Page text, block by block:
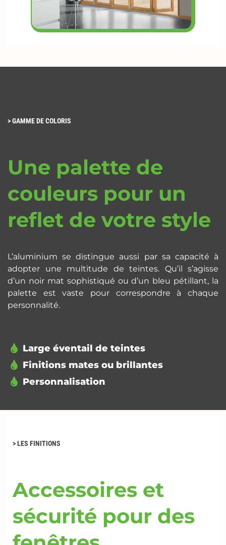
>GAMME DE COLORIS
Une palette de
couleurs pour un
reflet de votre style
L’aluminium se distingue aussi par sa capacité à
adopter une multitude de teintes. Qu’il s’agisse
d’un noir mat sophistiqué ou d’un bleu pétillant, la
palette est vaste pour correspondre à chaque
personnalité.
Large éventail de teintes
Finitions mates ou brillantes
Personnalisation
>LES FINITIONS
Accessoires et
sécurité pour des